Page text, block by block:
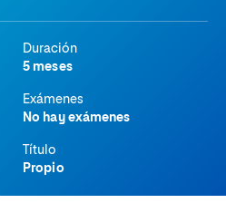
Duración
5 meses
Exámenes
No hay exámenes
Título
Propio